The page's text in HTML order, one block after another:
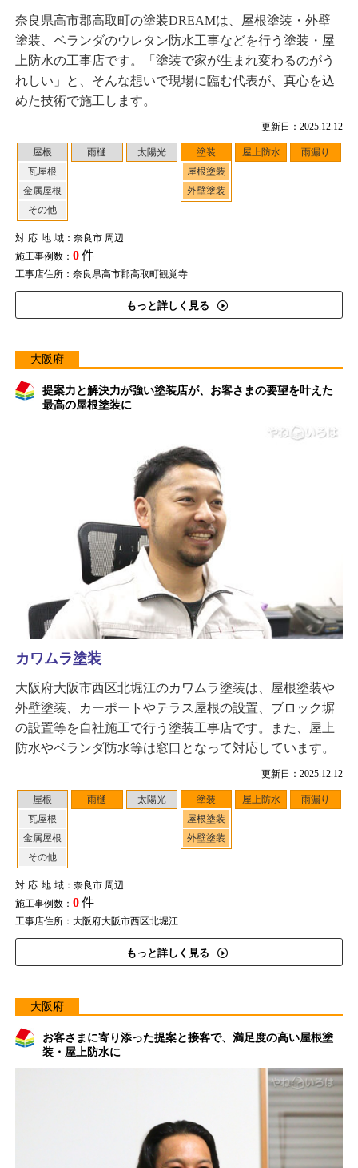
更新日：2025.12.12
屋根
瓦屋根
金属屋根
その他
雨樋 太陽光
塗装
屋根塗装
外壁塗装
屋上防水 雨漏り
対応地域：奈良市 周辺
施工事例数： 0件
工事店住所：奈良県高市郡高取町観覚寺
もっと詳しく見る
奈良県高市郡高取町の塗装DREAMは、屋根塗装・外壁
塗装、ベランダのウレタン防水工事などを行う塗装・屋
上防水の工事店です。「塗装で家が生まれ変わるのがう
れしい」と、そんな想いで現場に臨む代表が、真心を込
めた技術で施工します。
大阪府
提案力と解決力が強い塗装店が、お客さまの要望を叶えた
最高の屋根塗装に
更新日：2025.12.12
屋根
瓦屋根
金属屋根
その他
雨樋 太陽光
塗装
屋根塗装
外壁塗装
屋上防水 雨漏り
対応地域：奈良市 周辺
施工事例数： 0件
工事店住所：大阪府大阪市西区北堀江
もっと詳しく見る
カワムラ塗装
大阪府大阪市西区北堀江のカワムラ塗装は、屋根塗装や
外壁塗装、カーポートやテラス屋根の設置、ブロック塀
の設置等を自社施工で行う塗装工事店です。また、屋上
防水やベランダ防水等は窓口となって対応しています。
大阪府
お客さまに寄り添った提案と接客で、満足度の高い屋根塗
装・屋上防水に